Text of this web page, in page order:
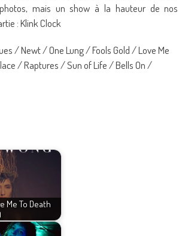
mais un show à la hauteur de nos
: Klink Clock
/ Newt / One Lung / Fools Gold / Love Me
/ Raptures / Sun of Life / Bells On /
Me To Death